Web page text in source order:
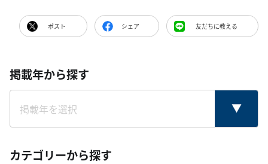
ポスト シェア 友だちに教える
掲載年から探す
カテゴリーから探す